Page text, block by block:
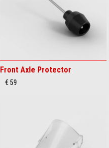
Front Axle Protector
€ 59